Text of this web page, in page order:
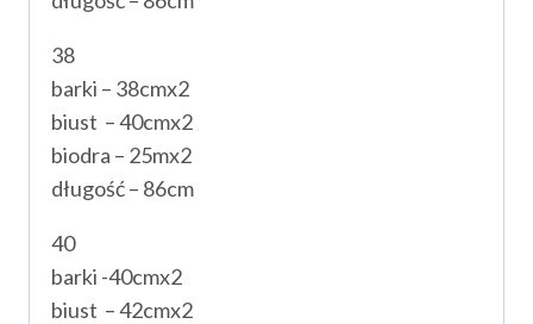
38
barki – 38cmx2
biust – 40cmx2
biodra – 25mx2
długość – 86cm
40
barki -40cmx2
biust – 42cmx2